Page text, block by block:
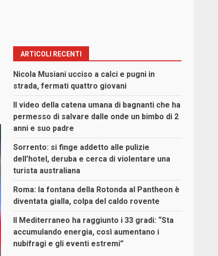
ARTICOLI RECENTI
Nicola Musiani ucciso a calci e pugni in
strada, fermati quattro giovani
Il video della catena umana di bagnanti che ha
permesso di salvare dalle onde un bimbo di 2
anni e suo padre
Sorrento: si finge addetto alle pulizie
dell’hotel, deruba e cerca di violentare una
turista australiana
Roma: la fontana della Rotonda al Pantheon è
diventata gialla, colpa del caldo rovente
Il Mediterraneo ha raggiunto i 33 gradi: “Sta
accumulando energia, così aumentano i
nubifragi e gli eventi estremi”